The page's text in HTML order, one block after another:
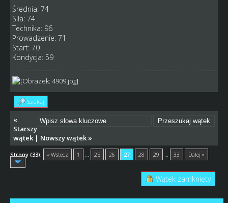
Średnia: 74
Siła: 74
Technika: 96
Prowadzenie: 71
Start: 70
Kondycja: 59
Szukaj
«
Starszy
wątek| Nowszy wątek»
Strony (33): « Wstecz 1 … 25 26 27 28 29 … 33 Dalej »
Wątek zamknięty